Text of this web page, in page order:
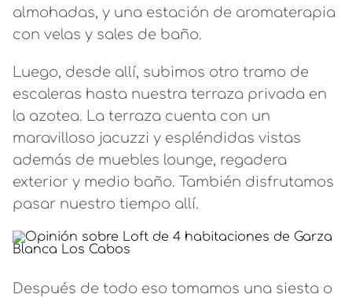
almohadas, y una estación de aromaterapia
con velas y sales de baño.
Luego, desde allí, subimos otro tramo de
escaleras hasta nuestra terraza privada en
la azotea. La terraza cuenta con un
maravilloso jacuzzi y espléndidas vistas
además de muebles lounge, regadera
exterior y medio baño. También disfrutamos
pasar nuestro tiempo allí.
Después de todo eso tomamos una siesta o